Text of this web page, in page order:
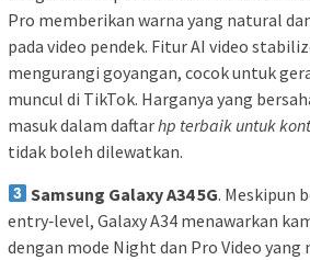
Pro memberikan warna yang natural
pada video pendek. Fitur AI video
mengurangi goyangan, cocok untuk
muncul di TikTok. Harganya yang
masuk dalam daftarhp terbaik untuk
tidak boleh dilewatkan.
Samsung Galaxy A34 5G. Meskipun
entry‑level, Galaxy A34 menawarkan
dengan mode Night dan Pro Video yang